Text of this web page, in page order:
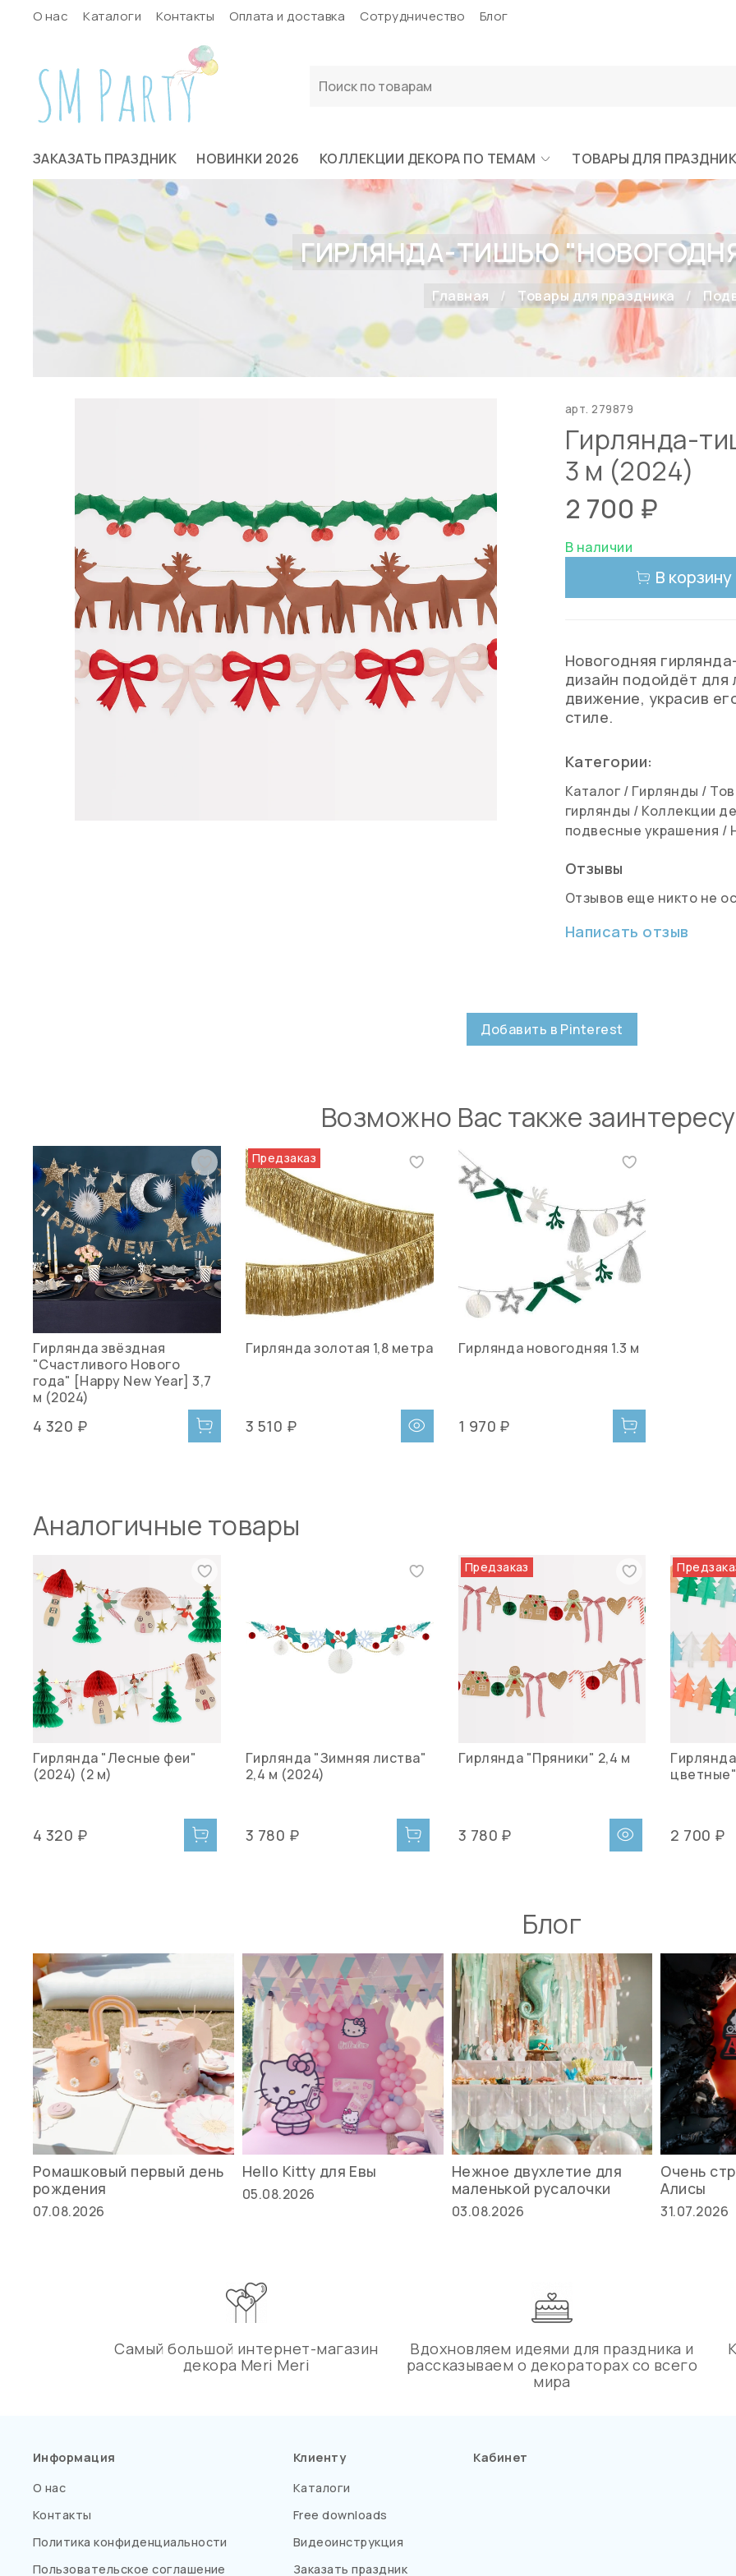
О нас Каталоги Контакты Оплата и доставка Сотрудничество Блог
ЗАКАЗАТЬ ПРАЗДНИК НОВИНКИ 2026 КОЛЛЕКЦИИ ДЕКОРА ПО ТЕМАМ ТОВАРЫ ДЛЯ
ГИРЛЯНДА-ТИШЬЮ
Главная Товары для праздника
арт.279879
Гирлянда-
3 м (2024)
2 700 ₽
В наличии
В корзину
Новогодняя
дизайн подойдёт
движение, украсив
стиле.
Категории:
Каталог / Гирлянды /
гирлянды / Коллекции
подвесные украшения /
Отзывы
Отзывов еще никто не
Написать отзыв
Добавить в Pinterest
Возможно Вас также
Гирлянда звёздная
"Счастливого Нового
года" [Happy New Year] 3,7
м (2024)
4 320 ₽
Предзаказ
Гирлянда золотая 1,8 метра
3 510 ₽
Гирлянда новогодняя 1.3 м
1 970 ₽
Аналогичные товары
Гирлянда "Лесные феи"
(2024) (2 м)
4 320 ₽
Гирлянда "Зимняя листва"
2,4 м (2024)
3 780 ₽
Предзаказ
Гирлянда "Пряники" 2,4 м
3 780 ₽ 2 700 ₽
Блог
Ромашковый первый день
рождения
07.08.2026
Hello Kitty для Евы
05.08.2026
Нежное двухлетие для
маленькой русалочки
03.08.2026
Очень
Алисы
31.07.2026
Самый большой интернет-магазин
декора Meri Meri
Вдохновляем идеями для праздника и
рассказываем о декораторах со всего
мира
Информация
О нас
Контакты
Политика конфиденциальности
Пользовательское соглашение
Клиенту
Каталоги
Free downloads
Видеоинструкция
Заказать праздник
Кабинет